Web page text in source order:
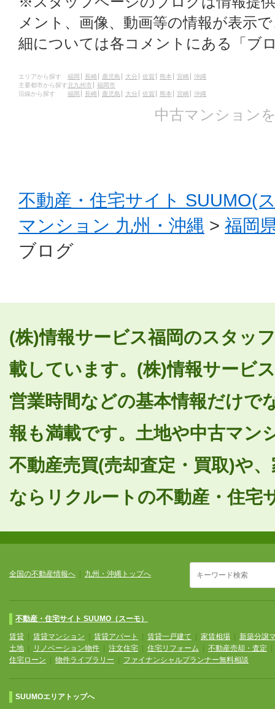
メント、画像、動画等の情報が表示
細については各コメントにある「ブ
エリアから探す 福岡 長崎 鹿児島 大分 佐賀 熊本 宮崎
沖縄
主要都市から探す北九州市
福岡市
沿線から探す
福岡 長崎 鹿児島 大分 佐賀 熊本 宮崎 沖縄
中古マンション
不動産・住宅サイト SUUMO(
マンション 九州・沖縄 > 福岡
ブログ
(株)情報サービス福岡のスタッ
載しています。(株)情報サービ
営業時間などの基本情報だけで
報も満載です。土地や中古マン
不動産売買(売却査定・買取)や
ならリクルートの不動産・住宅
全国の不動産情報へ 九州・沖縄トップへ
不動産・住宅サイト SUUMO（スーモ）
賃貸 賃貸マンション 賃貸アパート 賃貸一戸建て 家賃相場
新築分譲
土地
リノベーション物件 注文住宅 住宅リフォーム 不動産売却・査定
住宅ローン
物件ライブラリー ファイナンシャルプランナー無料相談
SUUMOエリアトップへ